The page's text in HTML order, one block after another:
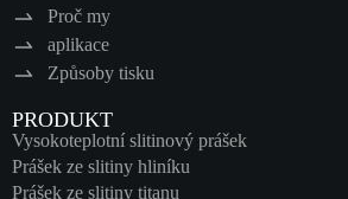
Proč my
aplikace
Způsoby tisku
PRODUKT
Vysokoteplotní slitinový prášek
Prášek ze slitiny hliníku
Prášek ze slitiny titanu